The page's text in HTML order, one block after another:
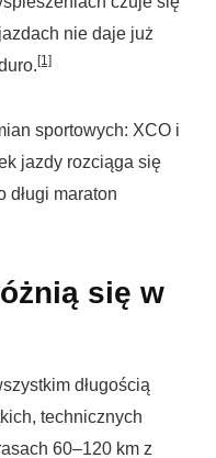
nie daje już
[1]
sportowych: XCO i
jazdy rozciąga się
długi maraton
się w
długością
technicznych
60–120 km z